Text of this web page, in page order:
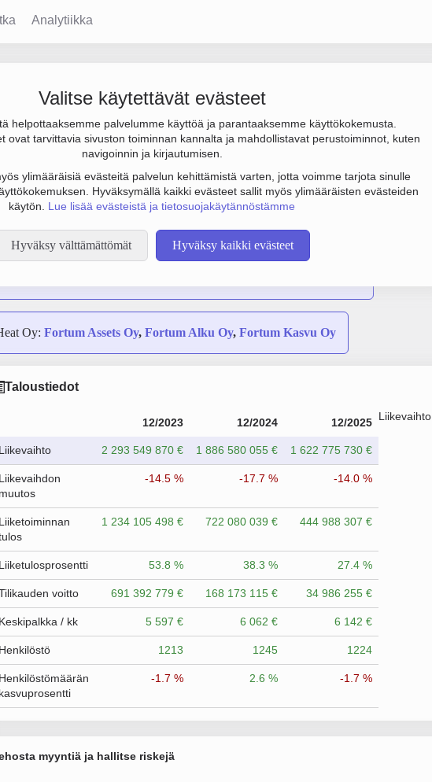
Analytiikka
Valitse käytettävät evästeet
helpottaaksemme palvelumme käyttöä ja parantaaksemme käyttökokemusta.
ovat tarvittavia sivuston toiminnan kannalta ja mahdollistavat perustoiminnot, kuten
navigoinnin ja kirjautumisen.
ylimääräisiä evästeitä palvelun kehittämistä varten, jotta voimme tarjota sinulle
Hyväksymällä kaikki evästeet sallit myös ylimääräisten evästeiden
käytön. Lue lisää evästeistä ja tietosuojakäytännöstämme
Hyväksy välttämättömät Hyväksy kaikki evästeet
Oy
445 milj. € ja henkilöstömäärä 1224. Sen päätoimiala on Sähkön tuotanto
Yrityksen yhtiömuoto Osakeyhtiö (OY).
Oy: Fortum Assets Oy, Fortum Alku Oy, Fortum Kasvu Oy
Taloustiedot
12/2023 12/2024 12/2025
Liikevaihto 2 293 549 870 € 1 886 580 055 € 1 622 775 730 €
Liikevaihdon
muutos
-14.5 % -17.7 % -14.0 %
Liiketoiminnan
1 234 105 498 € 722 080 039 € 444 988 307 €
Liiketulosprosentti 53.8 % 38.3 % 27.4 %
voitto 691 392 779 € 168 173 115 € 34 986 255 €
Keskipalkka / kk 5 597 € 6 062 € 6 142 €
Henkilöstö 1213 1245 1224
Henkilöstömäärän
kasvuprosentti
-1.7 % 2.6 % -1.7 %
Liikevaihto
myyntiä ja hallitse riskejä